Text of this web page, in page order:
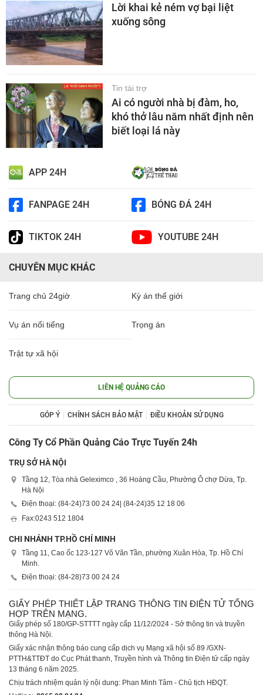
Lời khai kẻ ném vợ bại liệt
xuống sông
Tin tài trợ
Ai có người nhà bị đàm, ho,
khó thở lâu năm nhất định nên
biết loại lá này
APP 24H
FANPAGE 24H BÓNG ĐÁ 24H
TIKTOK 24H YOUTUBE 24H
CHUYÊN MỤC KHÁC
Trang chủ 24giờ Kỳ án thế giới
Vụ án nổi tiếng Trọng án
Trật tự xã hội
LIÊN HỆ QUẢNG CÁO
GÓP Ý CHÍNH SÁCH BẢO MẬT ĐIỀU KHOẢN SỬ DỤNG
Công Ty Cổ Phần Quảng Cáo Trực Tuyến 24h
TRỤ SỞ HÀ NỘI
Tầng 12, Tòa nhà Geleximco , 36 Hoàng Cầu, Phường Ô chợ Dừa, Tp.
Hà Nội
Điện thoại: (84-24)73 00 24 24 | (84-24)35 12 18 06
Fax:0243 512 1804
CHI NHÁNH TP.HỒ CHÍ MINH
Tầng 11, Cao ốc 123-127 Võ Văn Tần, phường Xuân Hòa, Tp. Hồ Chí
Minh.
Điện thoại: (84-28)73 00 24 24
GIẤY PHÉP THIẾT LẬP TRANG THÔNG TIN ĐIỆN TỬ TỔNG
HỢP TRÊN MẠNG.
Giấy phép số 180/GP-STTTT ngày cấp 11/12/2024 - Sở thông tin và truyền
thông Hà Nội.
Giấy xác nhận thông báo cung cấp dịch vụ Mạng xã hội số 89 /GXN-
PTTH&TTĐT do Cục Phát thanh, Truyền hình và Thông tin Điện tử cấp ngày
13 tháng 6 năm 2025.
Chịu trách nhiệm quản lý nội dung: Phan Minh Tâm - Chủ tịch HĐQT.